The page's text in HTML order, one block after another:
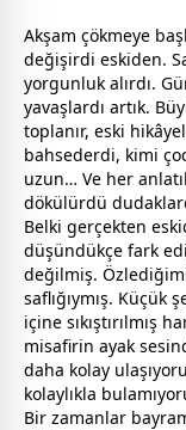
Akşam çökmeye
değişirdi eskiden.
yorgunluk alırdı.
yavaşlardı artık.
toplanır, eski
bahsederdi, kimi
uzun… Ve her
dökülürdü
Belki gerçekten
düşündükçe fark
değilmiş.
saflığıymış.
içine sıkıştırılmış
misafirin ayak
daha kolay
kolaylıkla
Bir zamanlar